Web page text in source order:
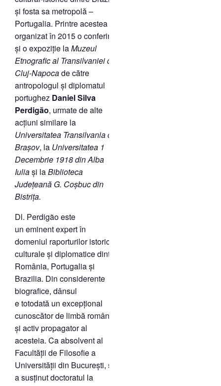
și fosta sa metropolă –
Portugalia. Printre acestea a
organizat în 2015 o conferință
și o expoziție laMuzeul
Etnografic al Transilvanieidin
Cluj-Napocade către
antropologul și diplomatul
portughez Daniel Silva
Perdigão, urmate de alte
acțiuni similare la
Universitatea Transilvaniadin
Brașov, la Universitatea 1
Decembrie 1918din Alba
Iuliași laBiblioteca
Județeană G. Coșbucdin
Bistrița.
Dl. Perdigão este
un eminent expert în
domeniul raporturilor istorice,
culturale și diplomatice dintre
România, Portugalia și
Brazilia. Din considerente
biografice, dânsul
e totodată un excepțional
cunoscător de limbă română
și activ propagator al
acesteia. Ca absolvent al
Facultății de Filosofie a
Universității din București, și-
a susținut doctoratul la